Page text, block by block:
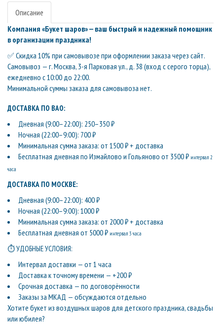
Описание
Компания «Букет шаров» — ваш быстрый и надежный помощник
в организации праздника!
✅ Скидка 10% при самовывозе при оформлении заказа через сайт.
Самовывоз — г. Москва, 3-я Парковая ул., д. 38 (вход с серого торца),
ежедневно с 10:00 до 22:00.
Минимальной суммы заказа для самовывоза нет.
ДОСТАВКА ПО ВАО:
Дневная (9:00–22:00): 250–350 ₽
Ночная (22:00–9:00): 700 ₽
Минимальная сумма заказа: от 1500 ₽ + доставка
Бесплатная дневная по Измайлово и Гольяново от 3500 ₽ интервал 2
часа
ДОСТАВКА ПО МОСКВЕ:
Дневная (9:00–22:00): 400 ₽
Ночная (22:00–9:00): 1000 ₽
Минимальная сумма заказа: от 2000 ₽ + доставка
Бесплатная дневная от 5000 ₽ интервал 3 часа
⏱ УДОБНЫЕ УСЛОВИЯ:
Интервал доставки — от 1 часа
Доставка к точному времени — +200 ₽
Срочная доставка — по договорённости
Заказы за МКАД — обсуждаются отдельно
Хотите букет из воздушных шаров для детского праздника, свадьбы
или юбилея?